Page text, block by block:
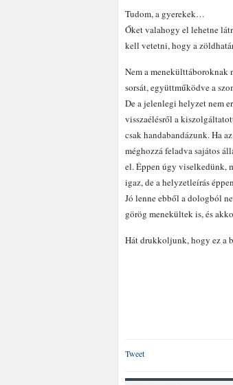
Tudom, a gyerekek…
Őket valahogy el lehetne
kell vetetni, hogy a
Nem a menekülttáboroknak
sorsát, együttműködve a
De a jelenlegi helyzet nem
visszaélésről a
csak handabandázunk. Ha
méghozzá feladva sajátos
el. Éppen úgy viselkedünk,
igaz, de a helyzetleírás
Jó lenne ebből a dologból
görög menekültek is, és
Hát drukkoljunk, hogy ez a
Tweet